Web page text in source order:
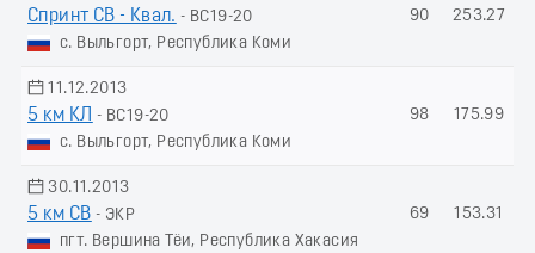
Спринт СВ - Квал. - ВС19-20
с. Выльгорт, Республика Коми
90 253.27
11.12.2013
5 км КЛ
- ВС19-20
с. Выльгорт, Республика Коми
98 175.99
30.11.2013
5 км СВ - ЭКР
пгт. Вершина Тёи, Республика Хакасия
69 153.31